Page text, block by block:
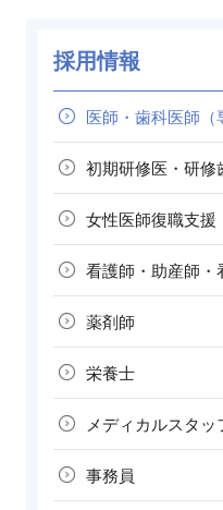
採用情報
医師・歯科医師
初期研修医・研修
女性医師復職支援
看護師・助産師・
薬剤師
栄養士
メディカルスタッ
事務員